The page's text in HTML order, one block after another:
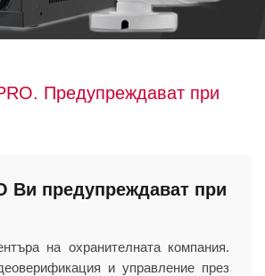
Предупреждават при
Ви предупреждават при
на охранителната компания.
и управление през